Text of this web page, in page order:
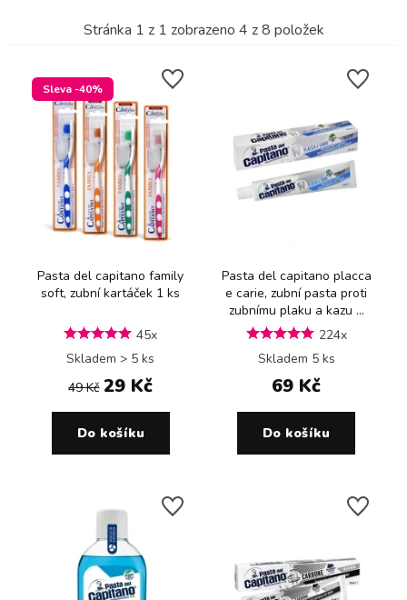
Stránka 1 z 1 zobrazeno 4 z8 položek
Sleva -40%
Pasta del capitano family
soft, zubní kartáček 1 ks
45x
Skladem > 5 ks
49 Kč 29 Kč
Do košíku
Pasta del capitano placca
e carie, zubní pasta proti
zubnímu plaku a kazu ...
224x
Skladem 5 ks
69 Kč
Do košíku